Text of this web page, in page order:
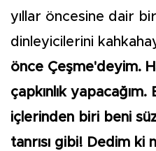
yıllar öncesine dair bir
dinleyicilerini
önce Çeşme'deyim.
çapkınlık
içlerinden biri beni
tanrısı gibi! Dedim ki